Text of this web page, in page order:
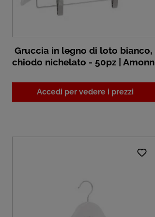
Gruccia in legno di loto bianco,
chiodo nichelato - 50pz | Amonn
Accedi per vedere i prezzi